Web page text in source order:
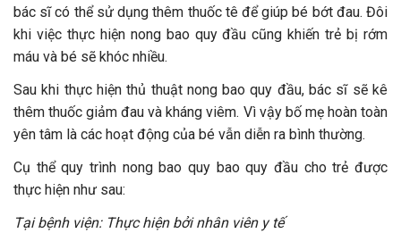
bác sĩ có thể sử dụng thêm thuốc tê để giúp bé bớt đau. Đôi
khi việc thực hiện nong bao quy đầu cũng khiến trẻ bị rớm
máu và bé sẽ khóc nhiều.
Sau khi thực hiện thủ thuật nong bao quy đầu, bác sĩ sẽ kê
thêm thuốc giảm đau và kháng viêm. Vì vậy bố mẹ hoàn toàn
yên tâm là các hoạt động của bé vẫn diễn ra bình thường.
Cụ thể quy trình nong bao quy bao quy đầu cho trẻ được
thực hiện như sau:
Tại bệnh viện: Thực hiện bởi nhân viên y tế